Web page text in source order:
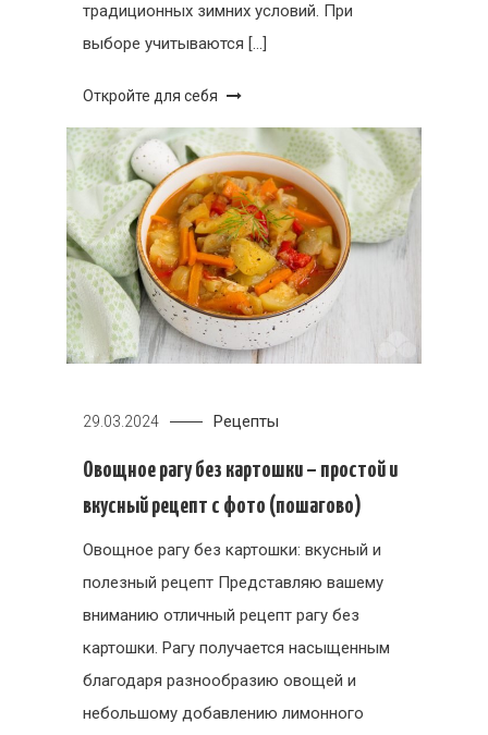
традиционных зимних условий. При
выборе учитываются […]
Откройте для себя
29.03.2024 Рецепты
Овощное рагу без картошки – простой и
вкусный рецепт с фото (пошагово)
Овощное рагу без картошки: вкусный и
полезный рецепт Представляю вашему
вниманию отличный рецепт рагу без
картошки. Рагу получается насыщенным
благодаря разнообразию овощей и
небольшому добавлению лимонного